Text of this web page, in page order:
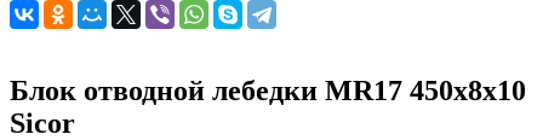
Блок отводной лебедки MR17 450х8х10
Sicor